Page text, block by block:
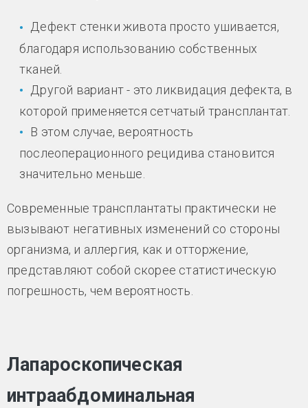
Дефект стенки живота просто ушивается,
благодаря использованию собственных
тканей.
Другой вариант - это ликвидация дефекта, в
которой применяется сетчатый трансплантат.
В этом случае, вероятность
послеоперационного рецидива становится
значительно меньше.
Современные трансплантаты практически не
вызывают негативных изменений со стороны
организма, и аллергия, как и отторжение,
представляют собой скорее статистическую
погрешность, чем вероятность.
Лапароскопическая
интраабдоминальная